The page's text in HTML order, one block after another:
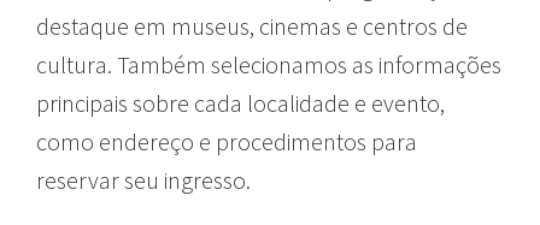
destaque em museus, cinemas e centros de
cultura. Também selecionamos as informações
principais sobre cada localidade e evento,
como endereço e procedimentos para
reservarseu ingresso.